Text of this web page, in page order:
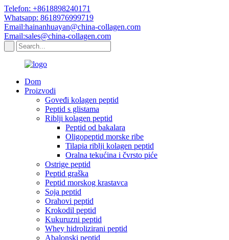
Telefon: +8618898240171
Whatsapp: 8618976999719
Email:hainanhuayan@china-collagen.com
Email:sales@china-collagen.com
Dom
Proizvodi
Goveđi kolagen peptid
Peptid s glistama
Riblji kolagen peptid
Peptid od bakalara
Oligopeptid morske ribe
Tilapia riblji kolagen peptid
Oralna tekućina i čvrsto piće
Ostrige peptid
Peptid graška
Peptid morskog krastavca
Soja peptid
Orahovi peptid
Krokodil peptid
Kukuruzni peptid
Whey hidrolizirani peptid
Abalonski peptid